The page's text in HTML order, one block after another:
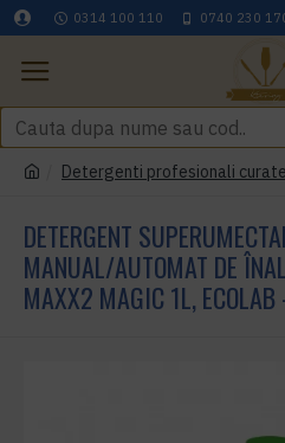
0314 100 110 0740 230
Detergenti profesionali
DETERGENT
MANUAL/AUTOMAT DE
MAXX2 MAGIC 1L, ECOLAB